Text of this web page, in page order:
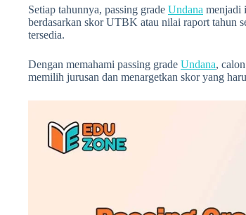
Setiap tahunnya, passing grade Undana menjadi
berdasarkan skor UTBK atau nilai raport tahun
tersedia.
Dengan memahami passing grade Undana,
memilih jurusan dan menargetkan skor yang